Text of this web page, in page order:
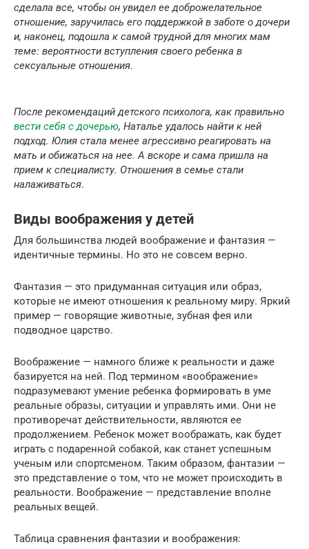
сделала все, чтобы он увидел ее доброжелательное
отношение, заручилась его поддержкой в заботе о дочери
и, наконец, подошла к самой трудной для многих мам
теме: вероятности вступления своего ребенка в
сексуальные отношения.
После рекомендаций детского психолога, как правильно
вести себя с дочерью, Наталье удалось найти к ней
подход. Юлия стала менее агрессивно реагировать на
мать и обижаться на нее. А вскоре и сама пришла на
прием к специалисту. Отношения в семье стали
налаживаться.
Виды воображения у детей
Для большинства людей воображение и фантазия —
идентичные термины. Но это не совсем верно.
Фантазия — это придуманная ситуация или образ,
которые не имеют отношения к реальному миру. Яркий
пример — говорящие животные, зубная фея или
подводное царство.
Воображение — намного ближе к реальности и даже
базируется на ней. Под термином «воображение»
подразумевают умение ребенка формировать в уме
реальные образы, ситуации и управлять ими. Они не
противоречат действительности, являются ее
продолжением. Ребенок может воображать, как будет
играть с подаренной собакой, как станет успешным
ученым или спортсменом. Таким образом, фантазии —
это представление о том, что не может происходить в
реальности. Воображение — представление вполне
реальных вещей.
Таблица сравнения фантазии и воображения: